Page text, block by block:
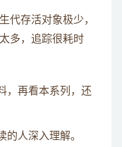
代存活对象极少，
多，追踪很耗时
，再看本系列，还
的人深入理解。